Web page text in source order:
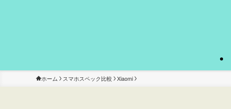
ホーム スマホスペック比較 Xiaomi